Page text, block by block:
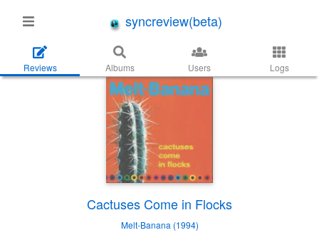
syncreview(beta)
Reviews Albums Users Logs
Cactuses Come in Flocks
Melt-Banana (1994)